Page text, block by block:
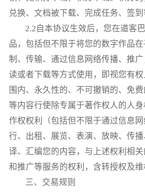
兑换、文档被下载、完成任务、签到
2.2自本协议生效后，您在道客
品，包括但不限于将您的数字作品
制、传输、通过信息网络传播、推
读或者下载等方式使用，即视您有
围内、永久性的、不可撤销的、免
等内容行使除专属于著作权人的人
作权权利（包括但不限于通过信息
行、出租、展览、表演、放映、传
译、汇编您的内容，与上述权利相
和推广等服务的权利，含转授权及维
三、交易规则